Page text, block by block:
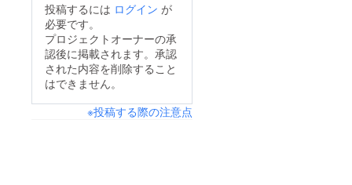
殻を皆様から頂きまし
た支援金にて購入させ
て頂きました。 これ
らを畑にまき、種まき
の準備に取り掛かって
おります。 そして支
こ２・３日の晴天で、
本来の姿が見え始めま
した。 １月中は雪の
影響でなかなか作業が
したが、 今週ついに
投稿するには ログイン が
必要です。
プロジェクトオーナーの承
認後に掲載されます。承認
された内容を削除すること
はできません。
※投稿する際の注意点